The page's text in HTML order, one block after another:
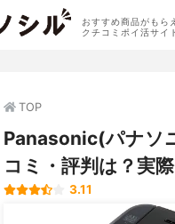
おすすめ商品がもら
クチコミポイ活サイ
TOP
Panasonic(パナソ
コミ・評判は？実
3.11